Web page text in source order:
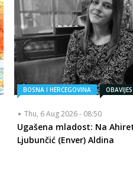
BOSNA I HERCEGOVINA
Thu, 6 Aug 2026 - 08:50
Ugašena mladost: Na
Ljubunčić (Enver) Aldina